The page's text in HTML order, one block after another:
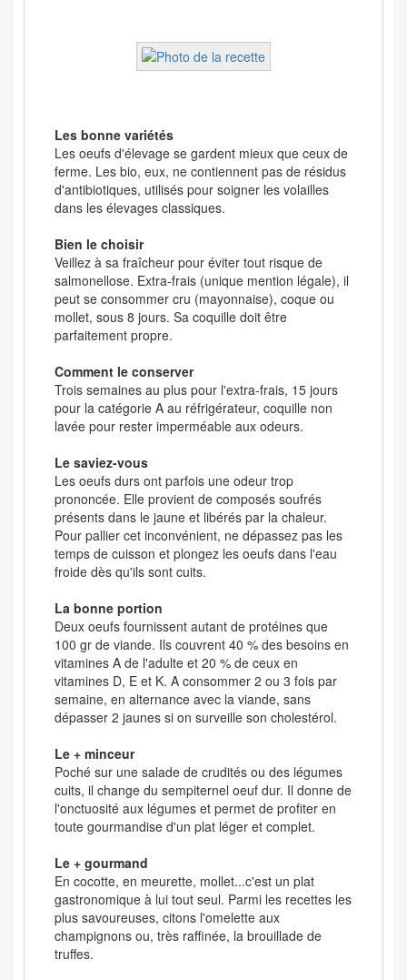
Les bonne variétés
Les oeufs d'élevage se gardent mieux que ceux de
ferme. Les bio, eux, ne contiennent pas de résidus
d'antibiotiques, utilisés pour soigner les volailles
dans les élevages classiques.
Bien le choisir
Veillez à sa fraîcheur pour éviter tout risque de
salmonellose. Extra-frais (unique mention légale), il
peut se consommer cru (mayonnaise), coque ou
mollet, sous 8 jours. Sa coquille doit être
parfaitement propre.
Comment le conserver
Trois semaines au plus pour l'extra-frais, 15 jours
pour la catégorie A au réfrigérateur, coquille non
lavée pour rester imperméable aux odeurs.
Le saviez-vous
Les oeufs durs ont parfois une odeur trop
prononcée. Elle provient de composés soufrés
présents dans le jaune et libérés par la chaleur.
Pour pallier cet inconvénient, ne dépassez pas les
temps de cuisson et plongez les oeufs dans l'eau
froide dès qu'ils sont cuits.
La bonne portion
Deux oeufs fournissent autant de protéines que
100 gr de viande. Ils couvrent 40 % des besoins en
vitamines A de l'adulte et 20 % de ceux en
vitamines D, E et K. A consommer 2 ou 3 fois par
semaine, en alternance avec la viande, sans
dépasser 2 jaunes si on surveille son cholestérol.
Le + minceur
Poché sur une salade de crudités ou des légumes
cuits, il change du sempiternel oeuf dur. Il donne de
l'onctuosité aux légumes et permet de profiter en
toute gourmandise d'un plat léger et complet.
Le + gourmand
En cocotte, en meurette, mollet...c'est un plat
gastronomique à lui tout seul. Parmi les recettes les
plus savoureuses, citons l'omelette aux
champignons ou, très raffinée, la brouillade de
truffes.